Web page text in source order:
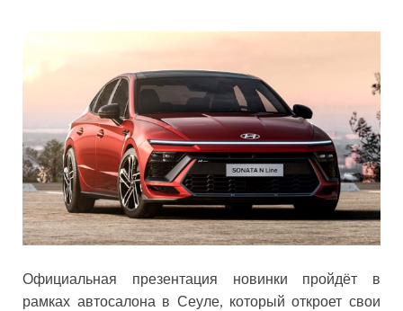
Официальная презентация новинки пройдёт в
рамках автосалона в Сеуле, который откроет свои